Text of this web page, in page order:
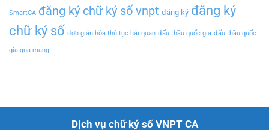
SmartCA đăng ký chữ ký số vnpt đăng ký đăng ký
chữ ký số đơn giản hóa thủ tục hải quan đấu thầu quốc gia đấu thầu quốc
gia qua mạng
Dịch vụ chữ ký số VNPT CA